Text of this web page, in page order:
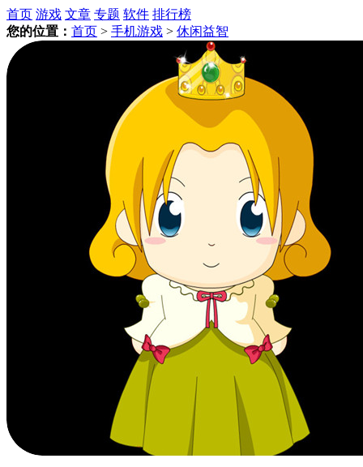
首页 游戏 文章 专题 软件 排行榜
您的位置： 首页 > 手机游戏 > 休闲益智